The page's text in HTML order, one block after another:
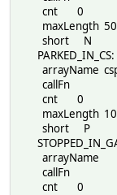
cnt 0
maxLength 50
short N
PARKED_IN_CS:
arrayName
callFn
cnt 0
maxLength
short P
arrayName
callFn
cnt 0